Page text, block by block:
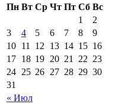
Пн Вт Ср Чт Пт Сб Вс
« Июл
1
2
3
4 5 6 7 8
9
10 11 12 13 14 15 16
17 18 19 20 21 22 23
24 25 26 27 28 29 30
31